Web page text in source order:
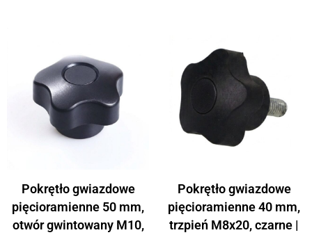
Pokrętło gwiazdowe
pięcioramienne 50 mm,
otwór gwintowany M10,
Pokrętło gwiazdowe
pięcioramienne 40 mm,
trzpień M8x20, czarne |